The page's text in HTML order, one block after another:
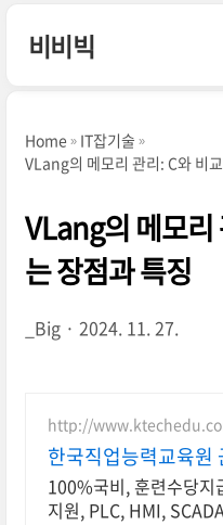
비비빅
Home
IT잡기술
VLang의 메모리 관리: C와 비
VLang의 메모리
는 장점과 특징
_Big 2024. 11. 27.
http://
한국직업능력교육원
스
100%국비, 훈련수당지
지원, PLC, HMI,